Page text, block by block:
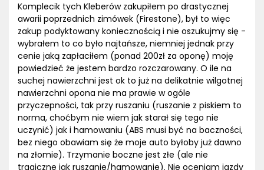
Komplecik tych Kleberów zakupiłem po drastycznej
awarii poprzednich zimówek (Firestone), był to więc
zakup podyktowany koniecznością i nie oszukujmy się -
wybrałem to co było najtańsze, niemniej jednak przy
cenie jaką zapłaciłem (ponad 200zł za oponę) moję
powiedzieć że jestem bardzo rozczarowany. O ile na
suchej nawierzchni jest ok to już na delikatnie wilgotnej
nawierzchni opona nie ma prawie w ogóle
przyczepności, tak przy ruszaniu (ruszanie z piskiem to
norma, choćbym nie wiem jak starał się tego nie
uczynić) jak i hamowaniu (ABS musi być na baczności,
bez niego obawiam się że moje auto byłoby już dawno
na złomie). Trzymanie boczne jest złe (ale nie
tragiczne jak ruszanie/hamowanie). Nie oceniam jazdy